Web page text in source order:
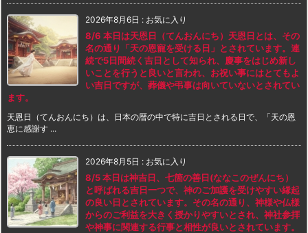
2026年8月6日 : お気に入り
8/6 本日は天恩日（てんおんにち）天恩日とは、その
名の通り「天の恩寵を受ける日」とされています。連
続で5日間続く吉日として知られ、慶事をはじめ新し
いことを行うと良いと言われ、お祝い事にはとてもよ
い吉日ですが、葬儀や弔事は向いていないとされてい
ます。
天恩日（てんおんにち）は、日本の暦の中で特に吉日とされる日で、「天の恩
恵に感謝す ...
2026年8月5日 : お気に入り
8/5 本日は神吉日、七箇の善日(ななこのぜんにち）
と呼ばれる吉日一つで、神のご加護を受けやすい縁起
の良い日とされています。その名の通り、神様や仏様
からのご利益を大きく授かりやすいとされ、神社参拝
や神事に関連する行事と相性が良いとされています。